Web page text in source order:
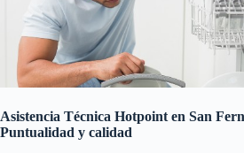
Asistencia Técnica Hotpoint en San
Puntualidad y calidad